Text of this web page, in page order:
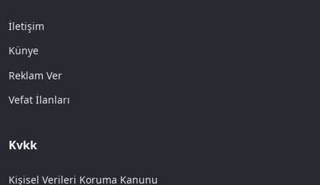
İletişim
Künye
Reklam Ver
Vefat İlanları
Kvkk
Kişisel Verileri Koruma Kanunu